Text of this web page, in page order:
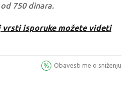
750 dinara.
vrsti isporuke možete videti
Obavesti me o sniženju